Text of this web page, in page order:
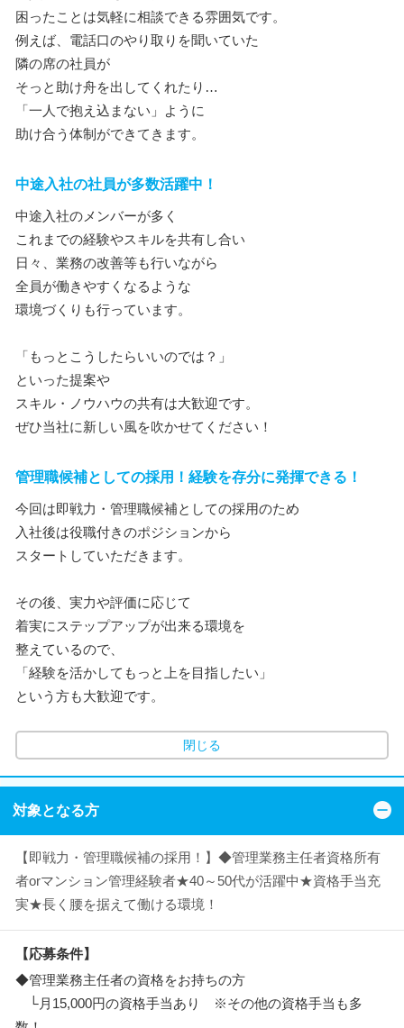
困ったことは気軽に相談できる雰囲気です。
例えば、電話口のやり取りを聞いていた
隣の席の社員が
そっと助け舟を出してくれたり…
「一人で抱え込まない」ように
助け合う体制ができてきます。
中途入社の社員が多数活躍中！
中途入社のメンバーが多く
これまでの経験やスキルを共有し合い
日々、業務の改善等も行いながら
全員が働きやすくなるような
環境づくりも行っています。
「もっとこうしたらいいのでは？」
といった提案や
スキル・ノウハウの共有は大歓迎です。
ぜひ当社に新しい風を吹かせてください！
管理職候補としての採用！経験を存分に発揮できる！
今回は即戦力・管理職候補としての採用のため
入社後は役職付きのポジションから
スタートしていただきます。
その後、実力や評価に応じて
着実にステップアップが出来る環境を
整えているので、
「経験を活かしてもっと上を目指したい」
という方も大歓迎です。
閉じる
対象となる方
【即戦力・管理職候補の採用！】◆管理業務主任者資格所有
者orマンション管理経験者★40～50代が活躍中★資格手当充
実★長く腰を据えて働ける環境！
【応募条件】
◆管理業務主任者の資格をお持ちの方
└月15,000円の資格手当あり ※その他の資格手当も多